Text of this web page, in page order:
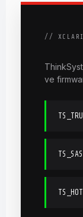
//
ve